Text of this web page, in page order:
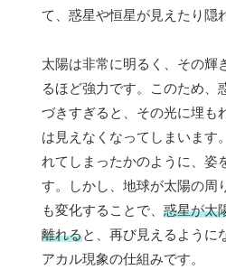
て、惑星や恒星が見えたり隠
太陽は非常に明るく、その輝
るほど強力です。このため、
づきすぎると、その光に埋も
は見えなくなってしまいます
れてしまったかのように、姿
す。しかし、地球が太陽の周
も変化することで、 惑星が太
離れると、再び見えるように
アカル現象の仕組みです。